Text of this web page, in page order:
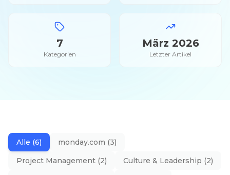
7
Kategorien
März 2026
Letzter Artikel
Alle (6) monday.com (3)
Project Management (2) Culture & Leadership (2)